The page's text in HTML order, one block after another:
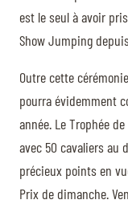
est le seul à avoir
Show Jumping
Outre cette
pourra évidemment
année. Le Trophée
avec 50 cavaliers au
précieux points en
Prix de dimanche.